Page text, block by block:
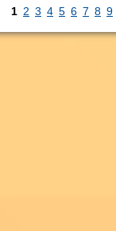
1 2 3 4 5 6 7 8 9